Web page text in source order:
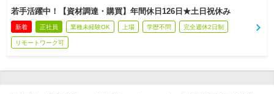
若手活躍中！【資材調達・購買】年間休日126日★土日祝休み
新着 正社員 業種未経験OK 上場 学歴不問 完全週休2日制
リモートワーク可